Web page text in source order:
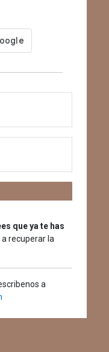
que ya te has
recuperar la
a